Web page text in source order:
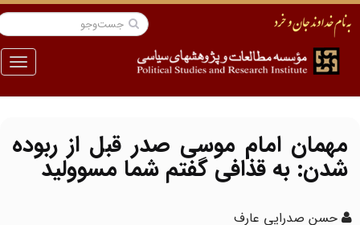
منو
مهمان امام موسی صدر قبل از ربوده
‌شدن: به قذافی گفتم شما مسوولید
حسن صدرایی عارف